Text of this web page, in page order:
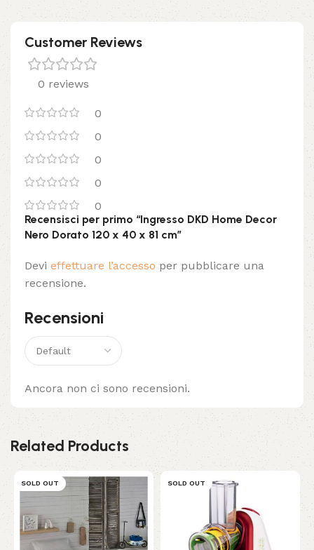
Customer Reviews
0 reviews
0
0
0
0
0
Recensioni
Ancora non ci sono recensioni.
Recensisci per primo “Ingresso DKD Home Decor
Nero Dorato 120 x 40 x 81 cm”
Devi effettuare l’accesso per pubblicare una
recensione.
Related Products
SOLD OUT SOLD OUT